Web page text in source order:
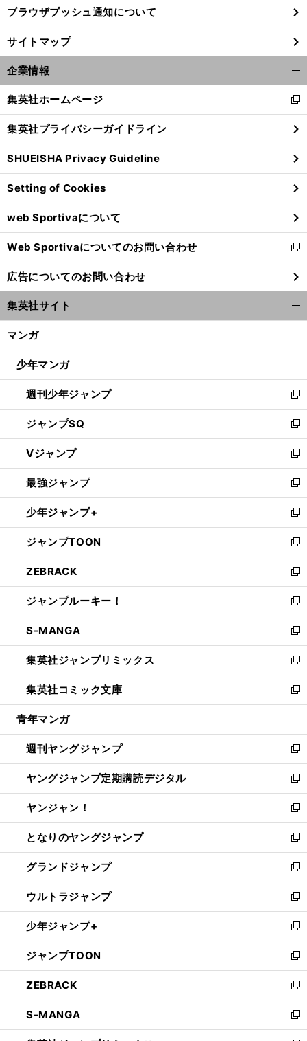
ブラウザプッシュ通知について
サイトマップ
企業情報
閉
る
集英社ホームページ
新
し
い
ウ
ィ
ン
ド
ウ
で
開
く
集英社プライバシーガイドライン
SHUEISHA Privacy Guideline
Setting of Cookies
web Sportivaについて
Web Sportivaについてのお問い合わせ
新
し
い
ウ
ィ
ン
ウ
開
く
広告についてのお問い合わせ
集英社サイト
マンガ
少年マンガ
週刊少年ジャンプ
新
し
い
ウ
ィ
ン
ド
ウ
で
開
く
ジャンプSQ
新
し
い
ウ
ィ
ン
ド
ウ
で
開
く
Vジャンプ
新
し
い
ウ
ィ
ン
ド
ウ
で
開
く
最強ジャンプ
新
し
い
ウ
ィ
ン
ド
ウ
で
開
く
少年ジャンプ+
新
し
い
ウ
ィ
ン
ド
ウ
で
開
く
ジャンプTOON
新
し
い
ウ
ィ
ン
ド
ウ
で
開
く
ZEBRACK
新
し
い
ウ
ィ
ン
ド
ウ
で
開
ジャンプルーキー！
新
し
い
ウ
ィ
ン
ド
ウ
開
く
S-MANGA
新
し
い
ウ
ィ
ン
ウ
で
開
く
集英社ジャンプリミックス
新
し
い
ウ
ン
ド
ウ
で
開
く
集英社コミック文庫
新
し
ウ
ィ
ン
ド
ウ
で
開
く
青年マンガ
週刊ヤングジャンプ
新
し
い
ウ
ィ
ン
ド
ウ
で
開
く
ヤングジャンプ定期購読デジタル
新
し
い
ウ
ィ
ン
ド
ウ
で
開
く
ヤンジャン！
新
し
い
ウ
ィ
ン
ド
ウ
で
開
く
となりのヤングジャンプ
新
し
い
ウ
ィ
ン
ド
ウ
で
開
く
グランドジャンプ
新
し
い
ウ
ィ
ン
ド
ウ
で
開
く
ウルトラジャンプ
新
し
い
ウ
ィ
ン
ド
ウ
で
開
少年ジャンプ+
新
し
い
ウ
ィ
ン
ド
ウ
ジャンプTOON
新
し
い
ウ
ィ
ン
ZEBRACK
新
し
い
ウ
S-MANGA
新
し